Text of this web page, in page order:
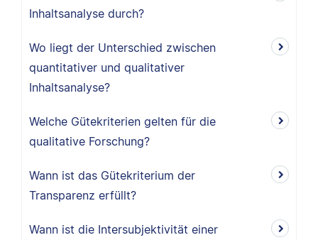
Inhaltsanalyse durch?
Wo liegt der Unterschied zwischen
quantitativer und qualitativer
Inhaltsanalyse?
Welche Gütekriterien gelten für die
qualitative Forschung?
Wann ist das Gütekriterium der
Transparenz erfüllt?
Wann ist die Intersubjektivität einer